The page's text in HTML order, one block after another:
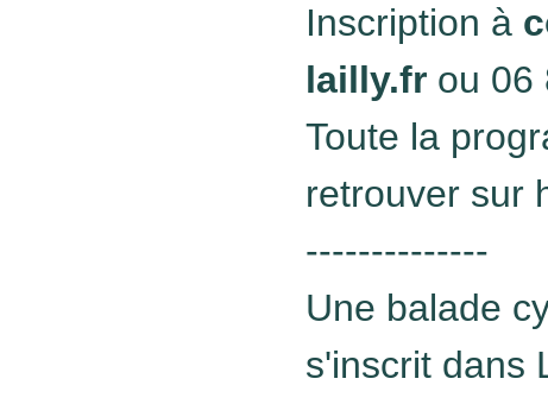
Inscription à
lailly.fr ou 06
Toute la
retrouver sur
--------------
Une balade
s'inscrit dans